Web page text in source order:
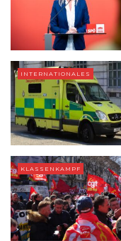
INTERNATIONALES
KLASSENKAMPF